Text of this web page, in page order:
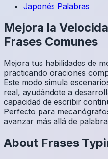
Japonés Palabras
Mejora la
Frases Comunes
Mejora tus habilidades de
practicando oraciones
Este modo simula
real, ayudándote a
capacidad de escribir
Perfecto para
avanzar más allá de
About Frases